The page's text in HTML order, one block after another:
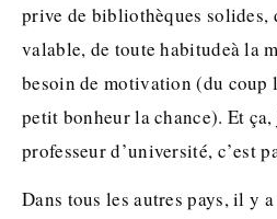
prive de bibliothèques solides,
valable, de toute habitudeà la
besoin de motivation (du coup
petit bonheur la chance). Et ça,
professeur d’université, c’est
Dans tous les autres pays, il y